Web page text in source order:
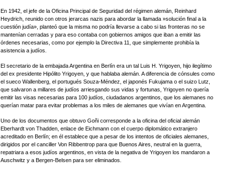
En 1942, el jefe de la Oficina Principal de Seguridad del régimen alemán, Reinhard
Heydrich, reunido con otros jerarcas nazis para abordar la llamada »solución final a la
cuestión judía», planteó que la misma no podría llevarse a cabo si las fronteras no se
mantenían cerradas y para eso contaba con gobiernos amigos que iban a emitir las
órdenes necesarias, como por ejemplo la Directiva 11, que simplemente prohibía la
asistencia a judíos.
El secretario de la embajada Argentina en Berlín era un tal Luis H. Yrigoyen, hijo ilegítimo
del ex presidente Hipólito Yrigoyen, y que hablaba alemán. A diferencia de cónsules como
el sueco Wallenberg, el portugués Souza-Méndez, el japonés Fukujama o el suizo Lutz,
que salvaron a millares de judíos arriesgando sus vidas y fortunas, Yrigoyen no quería
emitir las visas necesarias para 100 judíos, ciudadanos argentinos, que los alemanes no
querían matar para evitar problemas a los miles de alemanes que vivían en Argentina.
Uno de los documentos que obtuvo Goñi corresponde a la oficina del oficial alemán
Eberhardt von Thadden, enlace de Eichmann con el cuerpo diplomático extranjero
acreditado en Berlín; en él establece que a pesar de los intentos de oficiales alemanes,
dirigidos por el canciller Von Ribbentrop para que Buenos Aires, neutral en la guerra,
repatriara a esos judíos argentinos, en vista de la negativa de Yrigoyen los mandaron a
Auschwitz y a Bergen-Belsen para ser eliminados.